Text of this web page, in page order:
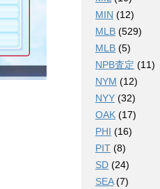
MIN (12)
MLB (529)
MLB (5)
NPB査定 (11)
NYM (12)
NYY (32)
OAK (17)
PHI (16)
PIT (8)
SD (24)
SEA(7)